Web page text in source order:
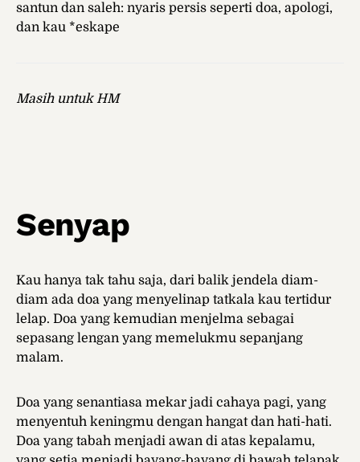
santun dan saleh: nyaris persis seperti doa, apologi,
dan kau *eskape
Masih untuk HM
Senyap
Kau hanya tak tahu saja, dari balik jendela diam-
diam ada doa yang menyelinap tatkala kau tertidur
lelap. Doa yang kemudian menjelma sebagai
sepasang lengan yang memelukmu sepanjang
malam.
Doa yang senantiasa mekar jadi cahaya pagi, yang
menyentuh keningmu dengan hangat dan hati-hati.
Doa yang tabah menjadi awan di atas kepalamu,